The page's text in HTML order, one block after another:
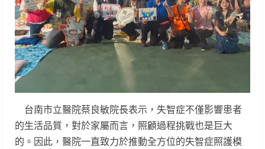
台南市立醫院蔡良敏院長表示，失智症不僅影響患者
的生活品質，對於家屬而言，照顧過程挑戰也是巨大
的。因此，醫院一直致力於推動全方位的失智症照護模